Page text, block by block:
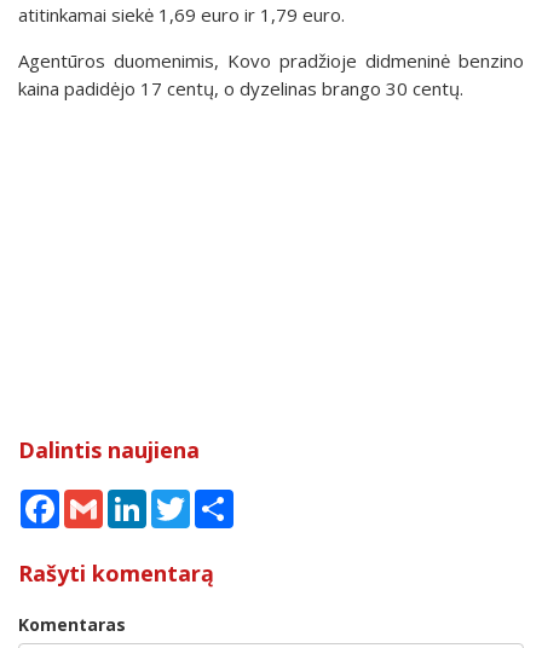
atitinkamai siekė 1,69 euro ir 1,79 euro.
Agentūros duomenimis, Kovo pradžioje didmeninė benzino
kaina padidėjo 17 centų, o dyzelinas brango 30 centų.
Dalintis naujiena
Facebook
Gmail LinkedInTwitter
Rašyti komentarą
Komentaras